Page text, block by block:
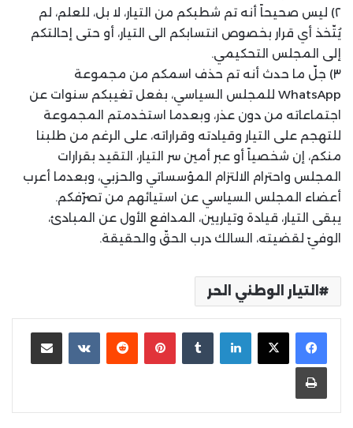
٢) ليس صحيحاً أنه تم شطبكم من التيار، لا بل، للعلم، لم
يُتّخذ أي قرار بخصوص انتسابكم الى التيار، أو حتى إحالتكم
إلى المجلس التحكيمي.
٣) جلّ ما حدث أنه تم حذف اسمكم من مجموعة
WhatsApp للمجلس السياسي، بفعل تغيبكم سنوات عن
اجتماعاته من دون عذر، وبعدما استخدمتم المجموعة
للتهجم على التيار وقيادته وقراراته، على الرغم من طلبنا
منكم، إن شخصياً أو عبر أمين سر التيار، التقيد بقرارات
المجلس واحترام الالتزام المؤسساتي والحزبي، وبعدما أعرب
أعضاء المجلس السياسي عن استيائهم من تصرّفكم.
يبقى التيار، قيادة وتياريين، المدافع الأول عن المبادئ،
الوفيّ لقضيته، السالك درب الحقّ والحقيقة.
التيار الوطني الحر
لينكدإن بينتيريست مشاركة عبر البريد
طباعة